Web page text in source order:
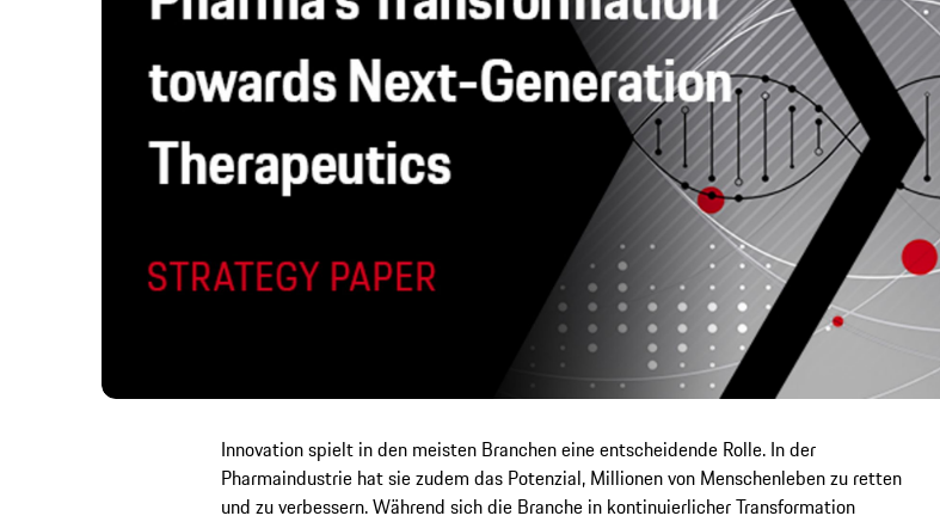
Innovation spielt in den meisten Branchen eine entscheidende Rolle. In der
Pharmaindustrie hat sie zudem das Potenzial, Millionen von Menschenleben zu retten
und zu verbessern. Während sich die Branche in kontinuierlicher Transformation